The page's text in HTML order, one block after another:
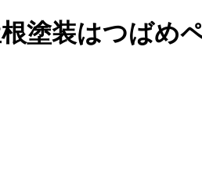
塗装はつばめ